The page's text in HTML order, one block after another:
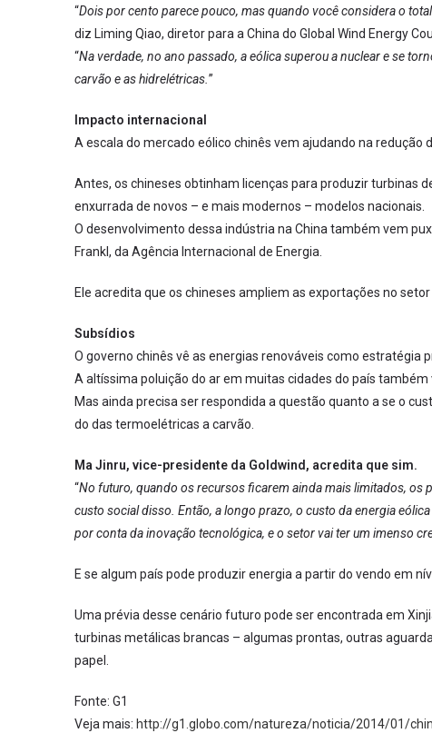
“Dois por cento parece pouco, mas quando você considera o
diz Liming Qiao, diretor para a China do Global Wind Energy
“Na verdade, no ano passado, a eólica superou a nuclear e se
carvão e as hidrelétricas. ”
Impacto internacional
A escala do mercado eólico chinês vem ajudando na redução
Antes, os chineses obtinham licenças para produzir turbinas
enxurrada de novos – e mais modernos – modelos nacionais.
O desenvolvimento dessa indústria na China também vem
Frankl, da Agência Internacional de Energia.
Ele acredita que os chineses ampliem as exportações no
Subsídios
O governo chinês vê as energias renováveis como estratégia
A altíssima poluição do ar em muitas cidades do país
Mas ainda precisa ser respondida a questão quanto a se o
do das termoelétricas a carvão.
Ma Jinru, vice-presidente da Goldwind, acredita que sim.
“No futuro, quando os recursos ficarem ainda mais limitados, os
custo social disso. Então, a longo prazo, o custo da energia
por conta da inovação tecnológica, e o setor vai ter um imenso
E se algum país pode produzir energia a partir do vendo em
Uma prévia desse cenário futuro pode ser encontrada em
turbinas metálicas brancas – algumas prontas, outras
papel.
Fonte: G1
Veja mais: http://g1.globo.com/natureza/noticia/2014/01/